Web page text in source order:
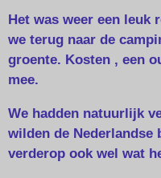
Het was weer een leuk
we terug naar de
groente. Kosten , een
mee.
We hadden natuurlijk
wilden de Nederlandse
verderop ook wel wat